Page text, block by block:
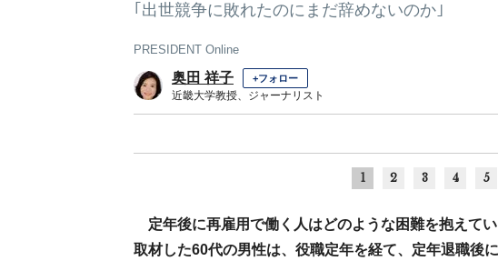
｢出世競争に敗れたのにまだ辞めないのか｣
PRESIDENT Online
奥田 祥子 +フォロー
近畿大学教授、ジャーナリスト
1 2 3 4 5
定年後に再雇用で働く人はどのような困難を抱えて
取材した60代の男性は、役職定年を経て、定年退職後